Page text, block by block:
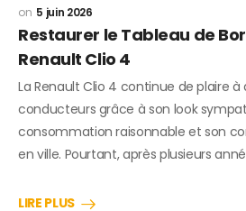
5 juin 2026
Restaurer le Tableau de
Renault Clio 4
La Renault Clio 4 continue de plaire
conducteurs grâce à son look
consommation raisonnable et son
en ville. Pourtant, après plusieurs
LIRE PLUS